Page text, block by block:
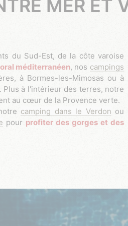
MER ET
méditerranéen, nos campings
à Bormes-les-Mimosas ou à
Plus à l'intérieur des terres, notre
au cœur de la Provence verte.
camping dans le Verdon ou
pour profiter des gorges et des